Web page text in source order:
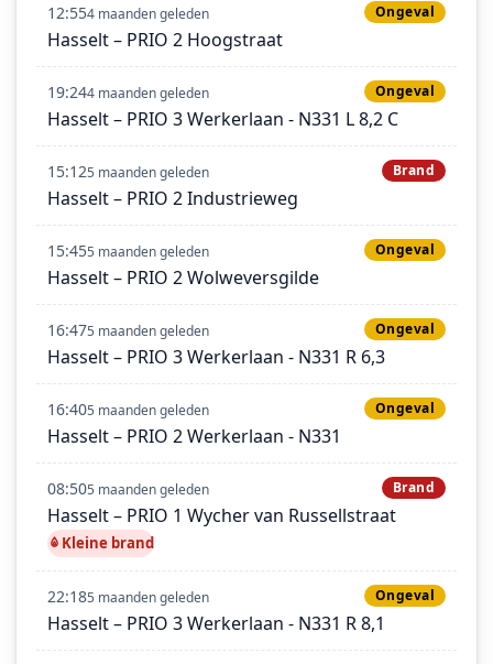
12:554 maanden geleden Ongeval
Hasselt – PRIO 2 Hoogstraat
19:244 maanden geleden Ongeval
Hasselt – PRIO 3 Werkerlaan - N331 L 8,2 C
15:125 maanden geleden Brand
Hasselt – PRIO 2 Industrieweg
15:455 maanden geleden Ongeval
Hasselt – PRIO 2 Wolweversgilde
16:475 maanden geleden Ongeval
Hasselt – PRIO 3 Werkerlaan - N331 R 6,3
16:405 maanden geleden Ongeval
Hasselt – PRIO 2 Werkerlaan - N331
08:505 maanden geleden Brand
Hasselt – PRIO 1 Wycher van Russellstraat
Kleine brand
22:185 maanden geleden Ongeval
Hasselt – PRIO 3 Werkerlaan - N331 R 8,1